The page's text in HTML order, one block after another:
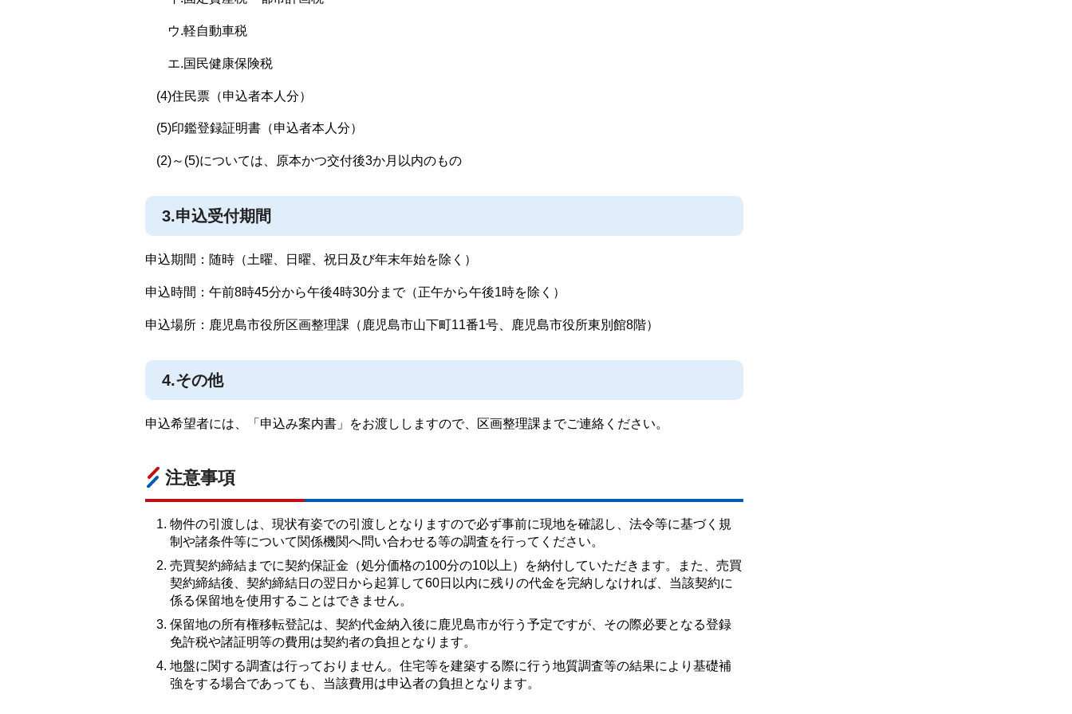
ウ.軽自動車税
エ.国民健康保険税
(4)住民票（申込者本人分）
(5)印鑑登録証明書（申込者本人分）
(2)～(5)については、原本かつ交付後3か月以内のもの
3.申込受付期間
申込期間：随時（土曜、日曜、祝日及び年末年始を除く）
申込時間：午前8時45分から午後4時30分まで（正午から午後1時を除く）
申込場所：鹿児島市役所区画整理課（鹿児島市山下町11番1号、鹿児島市役所東別館8階）
4.その他
申込希望者には、「申込み案内書」をお渡ししますので、区画整理課までご連絡ください。
注意事項
物件の引渡しは、現状有姿での引渡しとなりますので必ず事前に現地を確認し、法令等に基づく規
制や諸条件等について関係機関へ問い合わせる等の調査を行ってください。
売買契約締結までに契約保証金（処分価格の100分の10以上）を納付していただきます。また、売買
契約締結後、契約締結日の翌日から起算して60日以内に残りの代金を完納しなければ、当該契約に
係る保留地を使用することはできません。
保留地の所有権移転登記は、契約代金納入後に鹿児島市が行う予定ですが、その際必要となる登録
免許税や諸証明等の費用は契約者の負担となります。
地盤に関する調査は行っておりません。住宅等を建築する際に行う地質調査等の結果により基礎補
強をする場合であっても、当該費用は申込者の負担となります。